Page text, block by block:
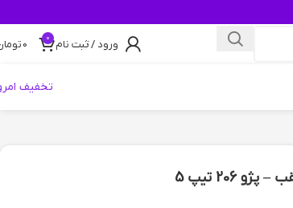
ورود / ثبت نام 0
0
تخفیف